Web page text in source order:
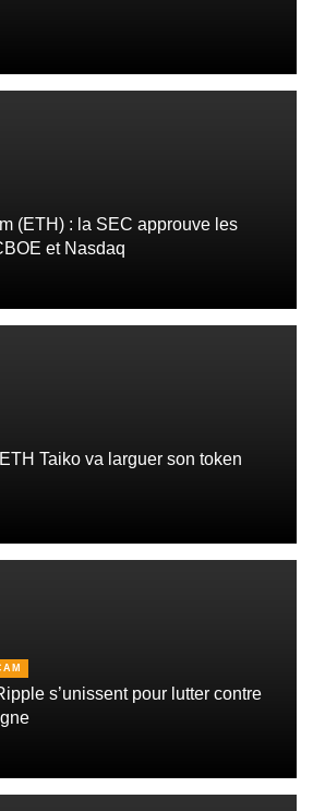
(ETH) : la SEC approuve les
et Nasdaq
Taiko va larguer son token
s’unissent pour lutter contre